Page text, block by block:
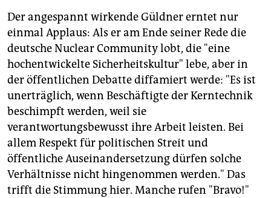
Der angespannt wirkende Güldner erntet nur
einmal Applaus: Als er am Ende seiner Rede die
deutsche Nuclear Community lobt, die "eine
hochentwickelte Sicherheitskultur" lebe, aber in
der öffentlichen Debatte diffamiert werde: "Es ist
unerträglich, wenn Beschäftigte der Kerntechnik
beschimpft werden, weil sie
verantwortungsbewusst ihre Arbeit leisten. Bei
allem Respekt für politischen Streit und
öffentliche Auseinandersetzung dürfen solche
Verhältnisse nicht hingenommen werden." Das
trifft die Stimmung hier. Manche rufen "Bravo!"